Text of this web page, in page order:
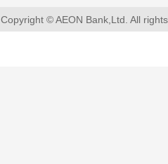
Copyright © AEON Bank,Ltd. All